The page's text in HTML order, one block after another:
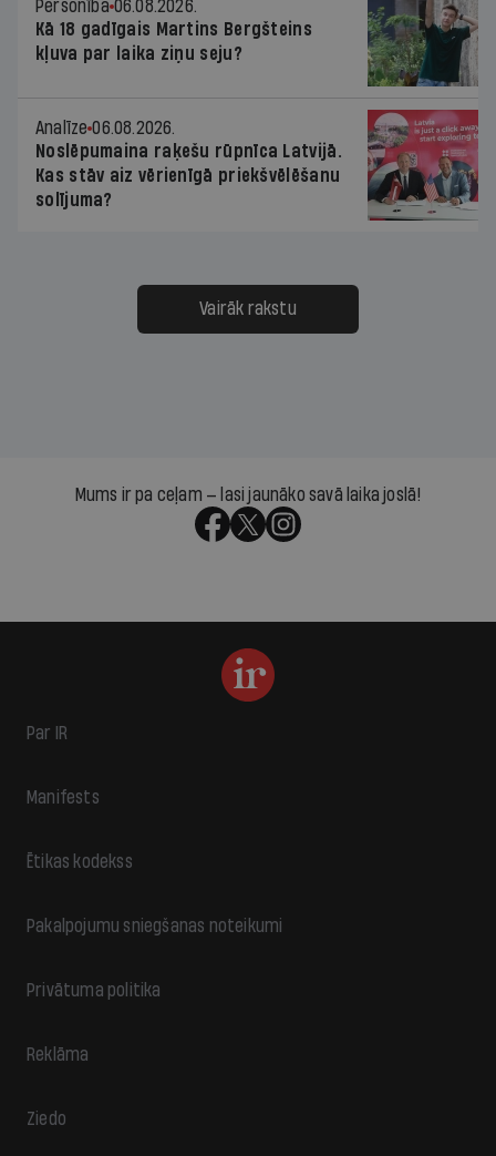
Personība 06.08.2026.
Kā 18 gadīgais Martins Bergšteins
kļuva par laika ziņu seju?
Analīze 06.08.2026.
Noslēpumaina raķešu rūpnīca Latvijā.
Kas stāv aiz vērienīgā priekšvēlēšanu
solījuma?
Vairāk rakstu
Mums ir pa ceļam — lasi jaunāko savā laika joslā!
Par IR
Manifests
Ētikas kodekss
Pakalpojumu sniegšanas noteikumi
Privātuma politika
Reklāma
Ziedo